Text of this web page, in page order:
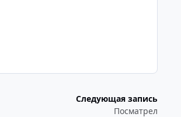
Следующая запись
Посматрел